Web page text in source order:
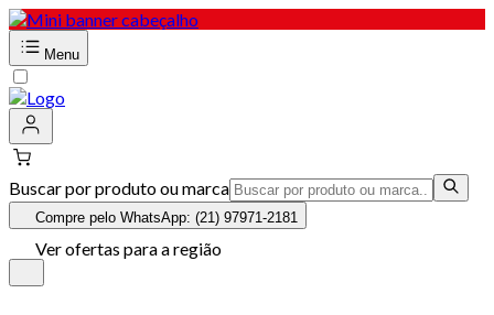
Menu
Buscar por produto ou marca
Compre pelo WhatsApp: (21) 97971-2181
Ver ofertas para a região